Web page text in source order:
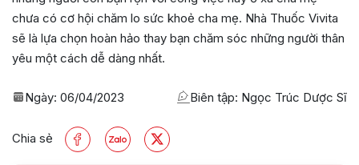
chưa có cơ hội chăm lo sức khoẻ cha mẹ. Nhà Thuốc Vivita
sẽ là lựa chọn hoàn hảo thay bạn chăm sóc những người thân
yêu một cách dễ dàng nhất.
Ngày: 06/04/2023 Biên tập: Ngọc Trúc Dược Sĩ
Chia sẻ